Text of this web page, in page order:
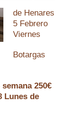
de Henares
5 Febrero
Viernes
Botargas
250€
Lunes de